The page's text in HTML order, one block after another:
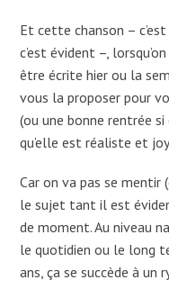
Et cette chanson –
c’est évident –,
être écrite hier ou la
vous la proposer pour
(ou une bonne rentrée si
qu’elle est réaliste et
Car on va pas se
le sujet tant il est
de moment. Au niveau
le quotidien ou le long
ans, ça se succède à un